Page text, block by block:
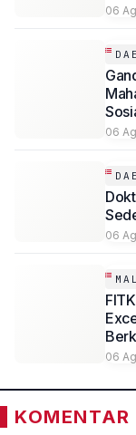
06
06
06
06
KOMENTAR